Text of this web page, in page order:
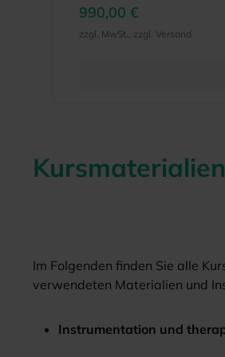
dem
Manueller und
Reinigung des
990,00 €
zzgl. MwSt., zzgl. Versand
Kursmaterialien
Im Folgenden finden Sie alle
verwendeten Materialien und
Instrumentation und